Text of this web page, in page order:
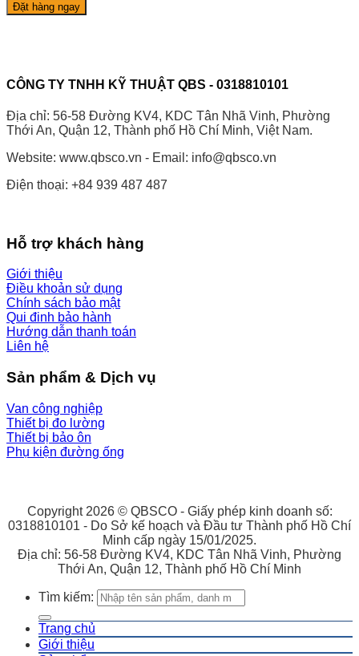
Đặt hàng ngay
CÔNG TY TNHH KỸ THUẬT QBS - 0318810101
Địa chỉ: 56-58 Đường KV4, KDC Tân Nhã Vinh, Phường
Thới An, Quận 12, Thành phố Hồ Chí Minh, Việt Nam.
Website: www.qbsco.vn - Email: info@qbsco.vn
Điện thoại: +84 939 487 487
Hỗ trợ khách hàng
Giới thiệu
Điều khoản sử dụng
Chính sách bảo mật
Qui đinh bảo hành
Hướng dẫn thanh toán
Liên hệ
Sản phẩm & Dịch vụ
Van công nghiệp
Thiết bị đo lường
Thiết bị bảo ôn
Phụ kiện đường ống
Copyright 2026 © QBSCO - Giấy phép kinh doanh số:
0318810101 - Do Sở kế hoạch và Đầu tư Thành phố Hồ Chí
Minh cấp ngày 15/01/2025.
Địa chỉ: 56-58 Đường KV4, KDC Tân Nhã Vinh, Phường
Thới An, Quận 12, Thành phố Hồ Chí Minh
Tìm kiếm:
Trang chủ
Giới thiệu